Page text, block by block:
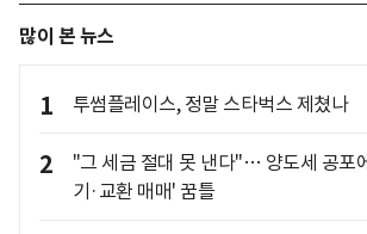
많이 본 뉴스
1 투썸플레이스, 정말 스타벅스 제쳤나
2
"그 세금 절대 못 낸다"… 양도세 공포
기·교환 매매' 꿈틀